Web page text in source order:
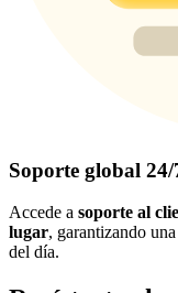
Soporte global 24/
Accede a soporte al
lugar, garantizando
del día.